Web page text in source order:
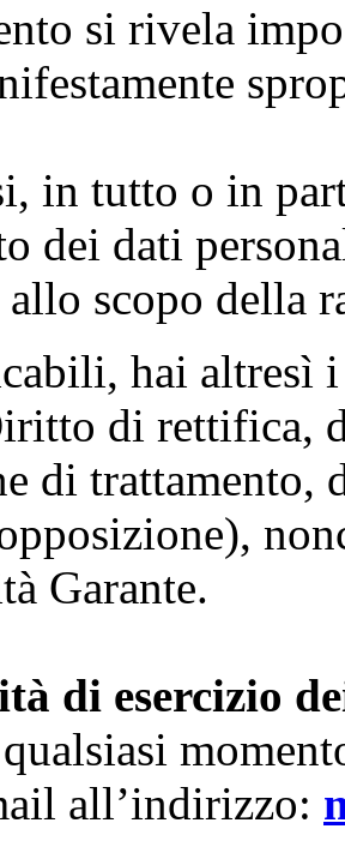
si rivela
in tutto o in
dei dati
scopo della
hai
di rettifica,
di trattamento,
Garante.
di esercizio
all’indirizzo: